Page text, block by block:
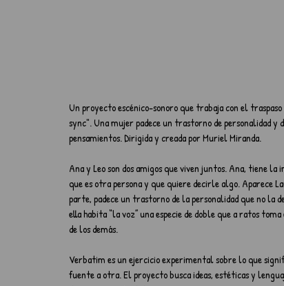
Un proyecto escénico-sonoro que trabaja con el
sync". Una mujer padece un trastorno de personalidad
pensamientos. Dirigida y creada por Muriel Miranda.
Ana y Leo son dos amigos que viven juntos. Ana, tiene
que es otra persona y que quiere decirle algo. Aparece
parte, padece un trastorno de la personalidad que no la
ella habita “la voz” una especie de doble que a ratos
de los demás.
Verbatim es un ejercicio experimental sobre lo que
fuente a otra. El proyecto busca ideas, estéticas y